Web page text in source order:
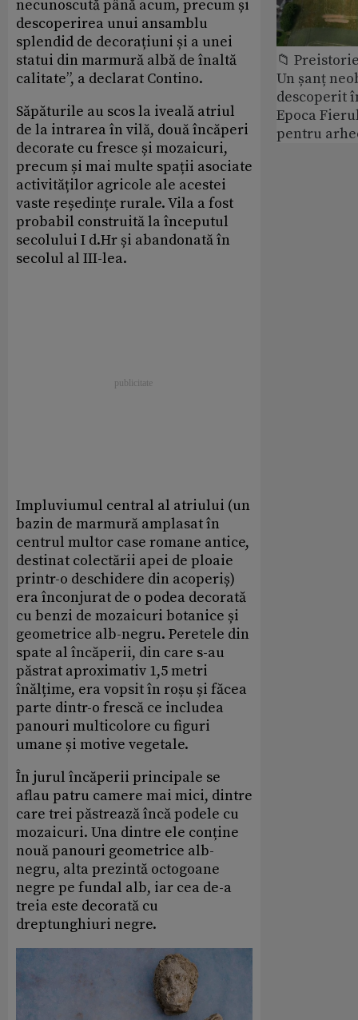
necunoscută până acum, precum și
descoperirea unui ansamblu
splendid de decorațiuni și a unei
statui din marmură albă de înaltă
calitate”, a declarat Contino.
Săpăturile au scos la iveală atriul
de la intrarea în vilă, două încăperi
decorate cu fresce și mozaicuri,
precum și mai multe spații asociate
activităților agricole ale acestei
vaste reședințe rurale. Vila a fost
probabil construită la începutul
secolului I d.Hr și abandonată în
secolul al III-lea.
Impluviumul central al atriului (un
bazin de marmură amplasat în
centrul multor case romane antice,
destinat colectării apei de ploaie
printr-o deschidere din acoperiș)
era înconjurat de o podea decorată
cu benzi de mozaicuri botanice și
geometrice alb-negru. Peretele din
spate al încăperii, din care s-au
păstrat aproximativ 1,5 metri
înălțime, era vopsit în roșu și făcea
parte dintr-o frescă ce includea
panouri multicolore cu figuri
umane și motive vegetale.
În jurul încăperii principale se
aflau patru camere mai mici, dintre
care trei păstrează încă podele cu
mozaicuri. Una dintre ele conține
nouă panouri geometrice alb-
negru, alta prezintă octogoane
negre pe fundal alb, iar cea de-a
treia este decorată cu
dreptunghiuri negre.
📁
Un șanț
descoperit
Epoca
pentru